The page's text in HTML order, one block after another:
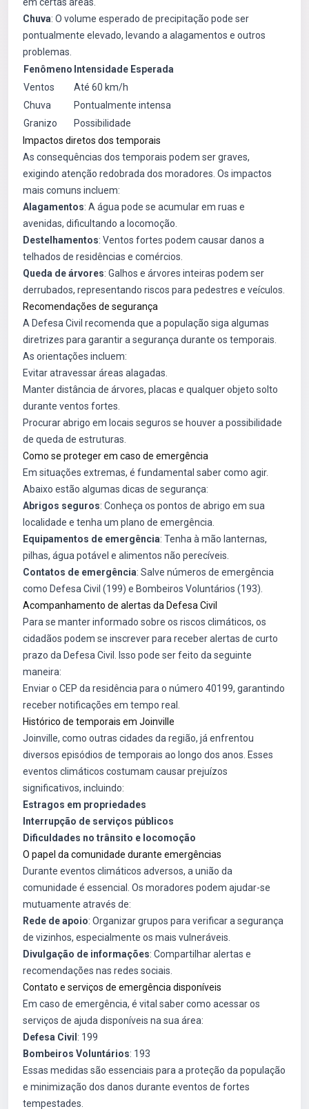
Chuva: O volume esperado de precipitação pode ser
pontualmente elevado, levando a alagamentos e outros
problemas.
Fenômeno Intensidade Esperada
Ventos
Até 60 km/h
Chuva
Pontualmente intensa
Granizo
Possibilidade
Impactos diretos dos temporais
As consequências dos temporais podem ser graves,
exigindo atenção redobrada dos moradores. Os impactos
mais comuns incluem:
Alagamentos: A água pode se acumular em ruas e
avenidas, dificultando a locomoção.
Destelhamentos: Ventos fortes podem causar danos a
telhados de residências e comércios.
Queda de árvores: Galhos e árvores inteiras podem ser
derrubados, representando riscos para pedestres e veículos.
Recomendações de segurança
A Defesa Civil recomenda que a população siga algumas
diretrizes para garantir a segurança durante os temporais.
As orientações incluem:
Evitar atravessar áreas alagadas.
Manter distância de árvores, placas e qualquer objeto solto
durante ventos fortes.
Procurar abrigo em locais seguros se houver a possibilidade
de queda de estruturas.
Como se proteger em caso de emergência
Em situações extremas, é fundamental saber como agir.
Abaixo estão algumas dicas de segurança:
Abrigos seguros: Conheça os pontos de abrigo em sua
localidade e tenha um plano de emergência.
Equipamentos de emergência: Tenha à mão lanternas,
pilhas, água potável e alimentos não perecíveis.
Contatos de emergência: Salve números de emergência
como Defesa Civil (199) e Bombeiros Voluntários (193).
Acompanhamento de alertas da Defesa Civil
Para se manter informado sobre os riscos climáticos, os
cidadãos podem se inscrever para receber alertas de curto
prazo da Defesa Civil. Isso pode ser feito da seguinte
maneira:
Enviar o CEP da residência para o número 40199, garantindo
receber notificações em tempo real.
Histórico de temporais em Joinville
Joinville, como outras cidades da região, já enfrentou
diversos episódios de temporais ao longo dos anos. Esses
eventos climáticos costumam causar prejuízos
significativos, incluindo:
Estragos em propriedades
Interrupção de serviços públicos
Dificuldades no trânsito e locomoção
O papel da comunidade durante emergências
Durante eventos climáticos adversos, a união da
comunidade é essencial. Os moradores podem ajudar-se
mutuamente através de:
Rede de apoio: Organizar grupos para verificar a segurança
de vizinhos, especialmente os mais vulneráveis.
Divulgação de informações: Compartilhar alertas e
recomendações nas redes sociais.
Contato e serviços de emergência disponíveis
Em caso de emergência, é vital saber como acessar os
serviços de ajuda disponíveis na sua área:
Defesa Civil : 199
Bombeiros Voluntários: 193
Essas medidas são essenciais para a proteção da população
e minimização dos danos durante eventos de fortes
tempestades.